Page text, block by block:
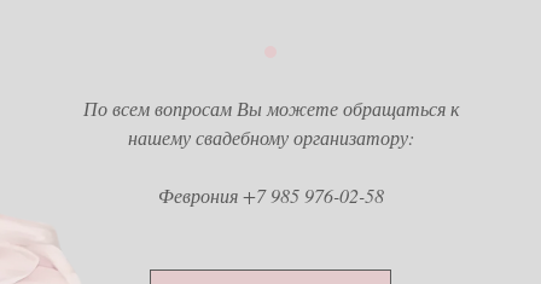
По всем вопросам Вы можете обращаться к
нашему свадебному организатору:
Феврония +7 985 976-02-58